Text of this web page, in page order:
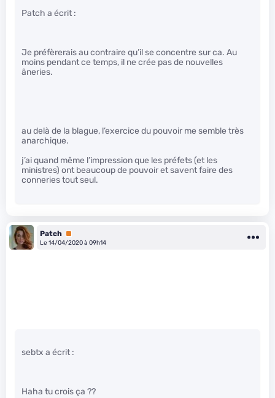
Patch a écrit :
Je préfèrerais au contraire qu’il se concentre sur ca. Au
moins pendant ce temps, il ne crée pas de nouvelles
âneries.
au delà de la blague, l’exercice du pouvoir me semble très
anarchique.
j’ai quand même l’impression que les préfets (et les
ministres) ont beaucoup de pouvoir et savent faire des
conneries tout seul.
Patch Premium
Le 14/04/2020 à 09h14
sebtx a écrit :
Haha tu crois ça ??